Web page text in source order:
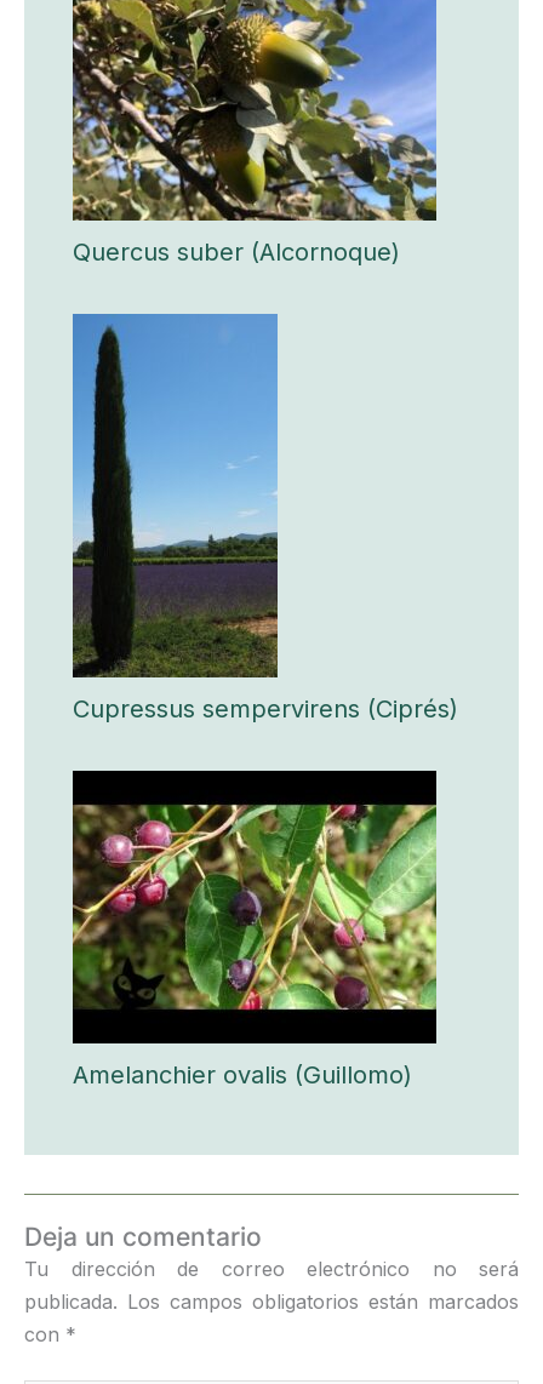
Quercus suber (Alcornoque)
Cupressus sempervirens (Ciprés)
Amelanchier ovalis (Guillomo)
Deja un comentario
Tu dirección de correo electrónico no será
publicada. Los campos obligatorios están marcados
con *